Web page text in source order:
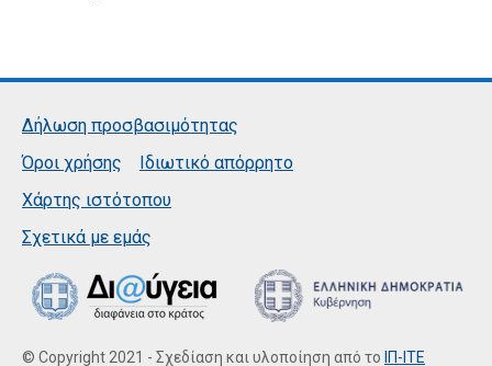
Δήλωση προσβασιμότητας
Όροι χρήσης
Ιδιωτικό απόρρητο
Χάρτης ιστότοπου
Σχετικά με εμάς
© Copyright 2021 - Σχεδίαση και υλοποίηση από το ΙΠ-ΙΤΕ